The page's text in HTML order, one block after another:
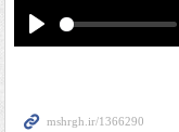
Play